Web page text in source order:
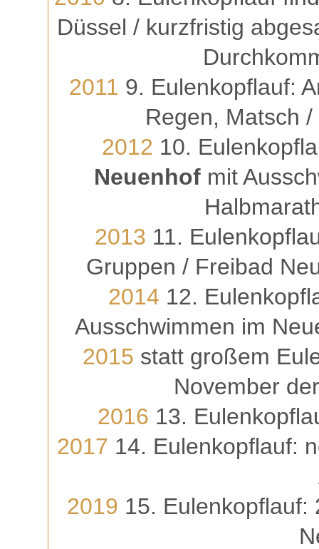
Düssel / kurzfristig
2011 9. Eulenkopflauf:
Regen, Matsch
2012 10.
Neuenhofmit
2013 11.
Gruppen / Freibad
2014 12.
Ausschwimmen im
2015 statt großem
November
2016 13.
2017 14. Eulenkopflauf:
2019 15. Eulenkopflauf: